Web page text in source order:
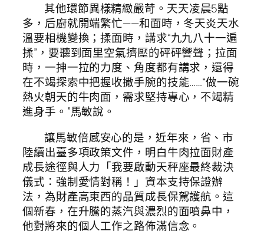
其他環節異樣精緻嚴苛。天天凌晨5點
多，后廚就開端繁忙——和面時，冬天炎天水
溫要相機變換；揉面時，講求“九九八十一遍
揉”，要聽到面里空氣擠壓的砰砰響聲；拉面
時，一抻一拉的力度、角度都有講求，還得
在不竭探索中把握收撒手腕的技能……“做一碗
熱火朝天的牛肉面，需求堅持專心，不竭精
進身手。”馬敏說。
讓馬敏倍感安心的是，近年來，省、市
陸續出臺多項政策文件，明白牛肉拉面財產
成長途徑與人力「我要啟動天秤座最終裁決
儀式：強制愛情對稱！」資本支持保證辦
法，為財產高東西的品質成長保駕護航。這
個新春，在升騰的蒸汽與濃烈的面噴鼻中，
他對將來的個人工作之路佈滿信念。